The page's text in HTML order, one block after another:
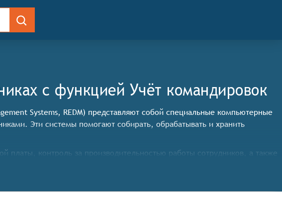
c функцией Учёт командировок
Systems, REDM) представляют собой специальные компьютерные
Эти системы помогают собирать, обрабатывать и хранить
платы, контроль за производительностью работы сотрудников, а также